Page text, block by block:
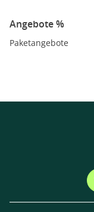
Angebote %
Paketangebote